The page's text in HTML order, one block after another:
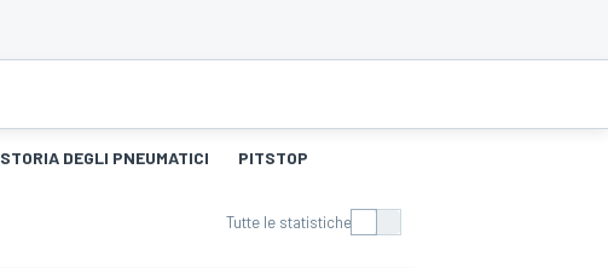
STORIA DEGLI PNEUMATICI PITSTOP
Tutte le statistiche